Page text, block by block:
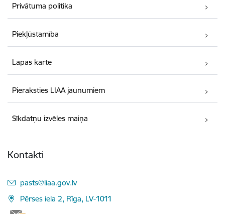
Privātuma politika
Piekļūstamība
Lapas karte
Pieraksties LIAA jaunumiem
Sīkdatņu izvēles maiņa
Kontakti
E-pasts:
pasts@liaa.gov.lv
Pērses iela 2, Rīga, LV-1011